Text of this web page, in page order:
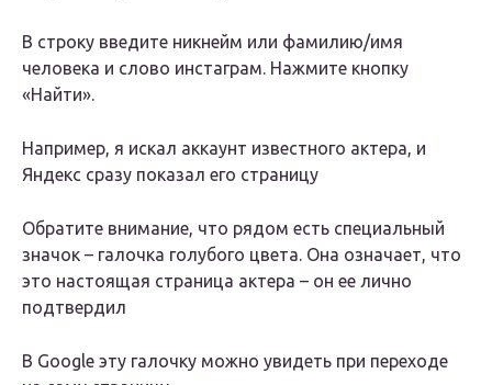
В строку введите никнейм или фамилию/имя
человека и слово инстаграм. Нажмите кнопку
«Найти».
Например, я искал аккаунт известного актера, и
Яндекс сразу показал его страницу
Обратите внимание, что рядом есть специальный
значок – галочка голубого цвета. Она означает, что
это настоящая страница актера – он ее лично
подтвердил
В Google эту галочку можно увидеть при переходе